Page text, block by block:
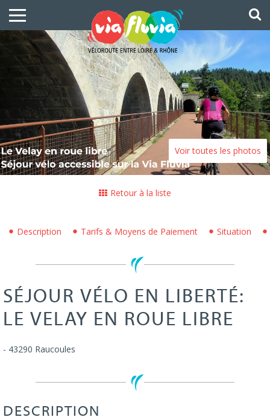
Voir toutes les photos
Retour à la liste
Description Tarifs & Moyens de Paiement Situation
SÉJOUR VÉLO EN LIBERTÉ:
LE VELAY EN ROUE LIBRE
- 43290 Raucoules
DESCRIPTION